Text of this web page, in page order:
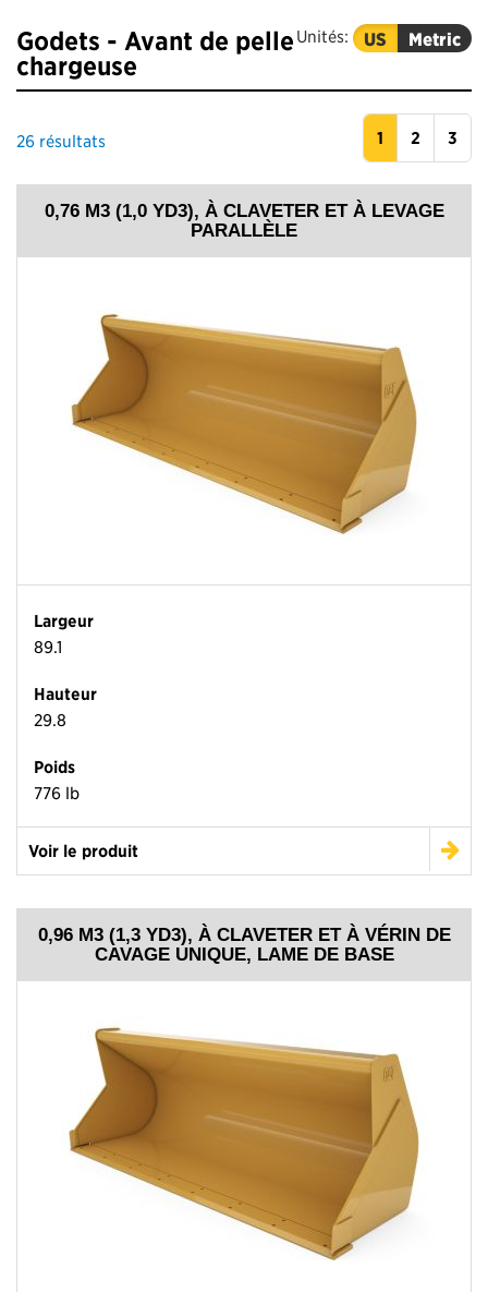
Unités: US Metric
Godets - Avant de pelle
chargeuse
26 résultats 1 2 3
0,76 M3 (1,0 YD3), À CLAVETER ET À LEVAGE
PARALLÈLE
Largeur
89.1
Hauteur
29.8
Poids
776 lb
Voir le produit
0,96 M3 (1,3 YD3), À CLAVETER ET À VÉRIN DE
CAVAGE UNIQUE, LAME DE BASE